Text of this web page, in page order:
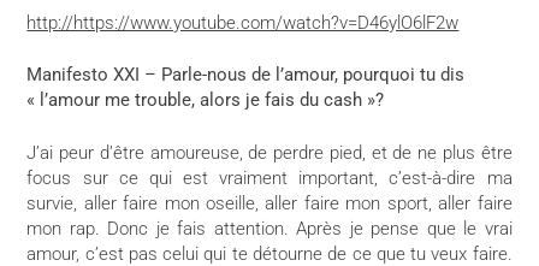
http://https://www.youtube.com/watch?v=D46ylO6lF2w
Manifesto XXI – Parle-nous de l’amour, pourquoi tu dis
« l’amour me trouble, alors je fais du cash »?
J’ai peur d’être amoureuse, de perdre pied, et de ne plus être
focus sur ce qui est vraiment important, c’est-à-dire ma
survie, aller faire mon oseille, aller faire mon sport, aller faire
mon rap. Donc je fais attention. Après je pense que le vrai
amour, c’est pas celui qui te détourne de ce que tu veux faire.